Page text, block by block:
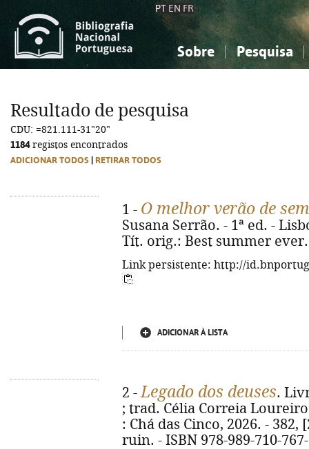
PT EN FR
Sobre Pesquisa
Ciências sociais...
Ciências sociais...
Resultado de pesquisa
CDU: =821.111-31"20"
1184registos encontrados
ADICIONAR TODOS RETIRAR TODOS
1 - O melhor verão de
Susana Serrão. - 1ª ed. -
Tít. orig.: Best summer ever.
Link persistente: http://
ADICIONAR À LISTA
2 -Legado dos deuses.
; trad. Célia Correia
: Chá das Cinco, 2026. -
ruin. - ISBN 978-989-710-